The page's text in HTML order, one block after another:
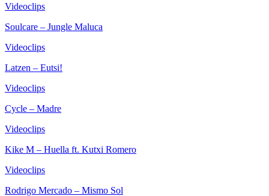
Videoclips
Soulcare – Jungle Maluca
Videoclips
Latzen – Eutsi!
Videoclips
Cycle – Madre
Videoclips
Kike M – Huella ft. Kutxi Romero
Videoclips
Rodrigo Mercado – Mismo Sol